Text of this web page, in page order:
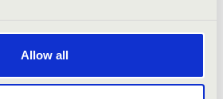
Allow all